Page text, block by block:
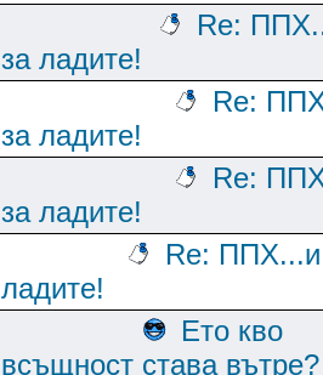
Re:
за ладите!
Re:
за ладите!
Re:
за ладите!
Re: ППХ...и
ладите!
Ето кво
всъщност става вътре?